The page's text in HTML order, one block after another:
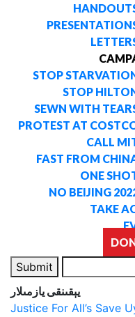
STOP
STOP
SEWN WITH
PROTEST AT
CALL
FAST FROM
ONE
NO BEIJING
TAKE
Submit
يېقىنقى يازمىلار
Justice For All’s Save